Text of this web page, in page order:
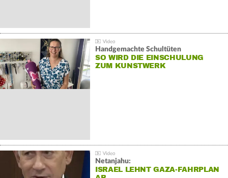
Handgemachte Schultüten
SO WIRD DIE EINSCHULUNG
ZUM KUNSTWERK
Netanjahu:
ISRAEL LEHNT GAZA-FAHRPLAN